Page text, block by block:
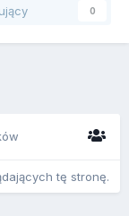
0
tę stronę.